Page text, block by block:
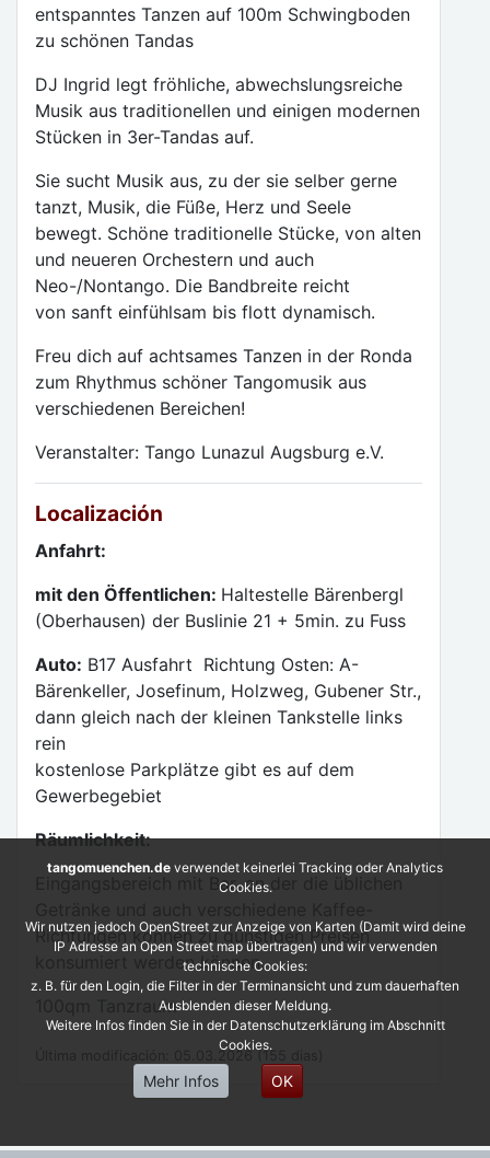
entspanntes Tanzen auf 100m Schwingboden
zu schönen Tandas
DJ Ingrid legt fröhliche, abwechslungsreiche
Musik aus traditionellen und einigen modernen
Stücken in 3er-Tandas auf.
Sie sucht Musik aus, zu der sie selber gerne
tanzt, Musik, die Füße, Herz und Seele
bewegt. Schöne traditionelle Stücke, von alten
und neueren Orchestern und auch
Neo-/Nontango. Die Bandbreite reicht
von sanft einfühlsam bis flott dynamisch.
Freu dich auf achtsames Tanzen in der Ronda
zum Rhythmus schöner Tangomusik aus
verschiedenen Bereichen!
Veranstalter: Tango Lunazul Augsburg e.V.
Localización
Anfahrt:
mit den Öffentlichen: Haltestelle Bärenbergl
(Oberhausen) der Buslinie 21 + 5min. zu Fuss
Auto: B17 Ausfahrt Richtung Osten: A-
Bärenkeller, Josefinum, Holzweg, Gubener Str.,
dann gleich nach der kleinen Tankstelle links
rein
kostenlose Parkplätze gibt es auf dem
Gewerbegebiet
Räumlichkeit:
Eingangsbereich mit Bar, an der die üblichen
Richtungen können zu günstigen Preisen
konsumiert werden können.
100qm Tanzraum
Última modificación: 05.03.2026 (155 dias)
tangomuenchen.de verwendet keinerlei Tracking oder Analytics
Cookies.
Wir nutzen jedoch OpenStreet zur Anzeige von Karten (Damit wird deine
IP Adresse an Open Street map übertragen) und wir verwenden
technische Cookies:
z. B. für den Login, die Filter in der Terminansicht und zum dauerhaften
Ausblenden dieser Meldung.
Weitere Infos finden Sie in der Datenschutzerklärung im Abschnitt
Cookies.
Mehr Infos OK